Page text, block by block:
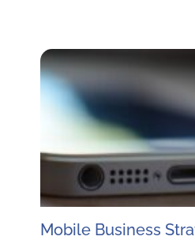
Mobi­le Busi­ness